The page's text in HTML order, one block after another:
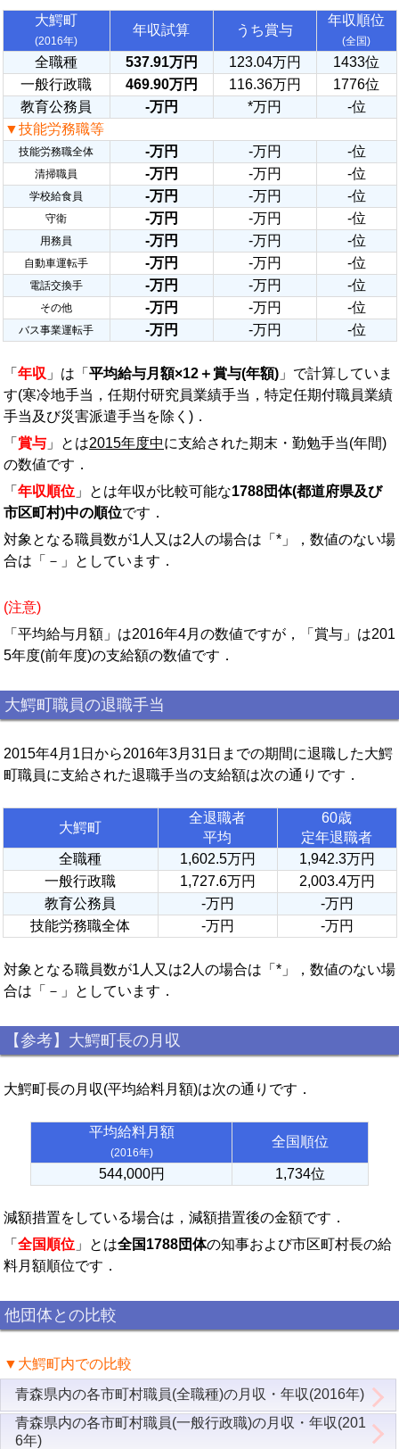
大鰐町
(2016年)
年収試算 うち賞与
年収順位
(全国)
全職種 537.91万円 123.04万円
1433位
一般行政職
469.90万円 116.36万円
1776位
教育公務員
-万円 *万円
-位
▼技能労務職等
技能労務職全体 -万円 -万円 -位
清掃職員 -万円 -万円 -位
学校給食員 -万円 -万円 -位
守衛 -万円 -万円 -位
用務員 -万円 -万円 -位
自動車運転手 -万円 -万円 -位
電話交換手 -万円 -万円 -位
その他 -万円 -万円 -位
バス事業運転手 -万円 -万円 -位
「 年収 」は「 平均給与月額×12＋賞与(年額) 」で計算していま
す(寒冷地手当，任期付研究員業績手当，特定任期付職員業績
手当及び災害派遣手当を除く)．
「 賞与 」とは2015年度中に支給された期末・勤勉手当(年間)
の数値です．
「 年収順位 」とは年収が比較可能な1788団体(都道府県及び
市区町村)中の順位です．
対象となる職員数が1人又は2人の場合は「*」，数値のない場
合は「－」としています．
(注意)
「平均給与月額」は2016年4月の数値ですが，「賞与」は201
5年度(前年度)の支給額の数値です．
大鰐町職員の退職手当
2015年4月1日から2016年3月31日までの期間に退職した大鰐
町職員に支給された退職手当の支給額は次の通りです．
大鰐町
全退職者
平均
60歳
定年退職者
全職種
1,602.5万円
1,942.3万円
一般行政職
1,727.6万円
2,003.4万円
教育公務員
-万円
-万円
技能労務職全体
-万円 -万円
対象となる職員数が1人又は2人の場合は「*」，数値のない場
合は「－」としています．
【参考】大鰐町長の月収
大鰐町長の月収(平均給料月額)は次の通りです．
平均給料月額
(2016年)
全国順位
544,000円 1,734位
減額措置をしている場合は，減額措置後の金額です．
「 全国順位 」とは全国1788団体の知事および市区町村長の給
料月額順位です．
他団体との比較
▼大鰐町内での比較
青森県内の各市町村職員(全職種)の月収・年収(2016年)
青森県内の各市町村職員(一般行政職)の月収・年収(201
6年)